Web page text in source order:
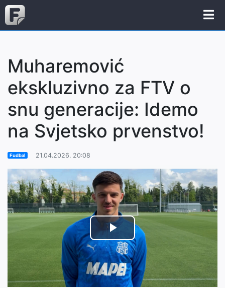
Muharemović
ekskluzivno za FTV o
snu generacije: Idemo
na Svjetsko prvenstvo!
Fudbal 21.04.2026. 20:08
Play
Video